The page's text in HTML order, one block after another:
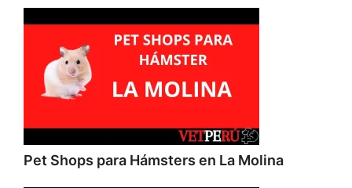
Pet Shops para Hámsters en La Molina